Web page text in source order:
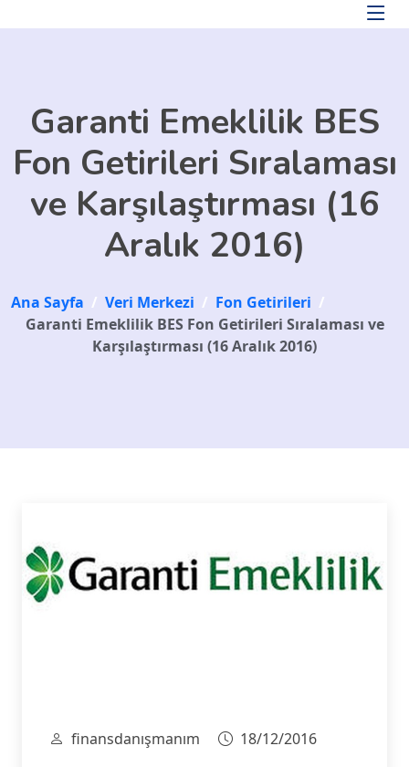
Garanti Emeklilik BES
Fon Getirileri Sıralaması
ve Karşılaştırması (16
Aralık 2016)
Ana Sayfa / Veri Merkezi / Fon Getirileri /
Garanti Emeklilik BES Fon Getirileri Sıralaması ve
Karşılaştırması (16 Aralık 2016)
finansdanışmanım
18/12/2016